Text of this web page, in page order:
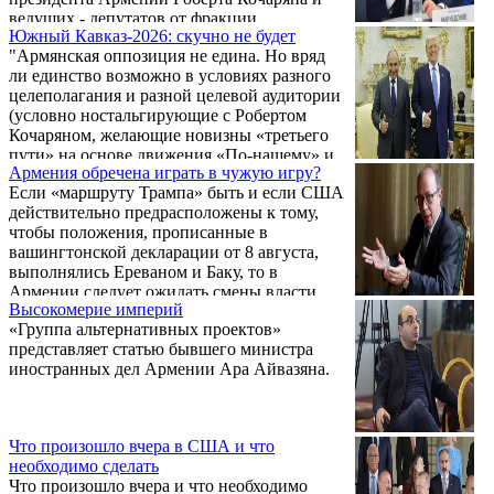
Ливанского университета Al Mayadeen
Джемаль Ваким.
ведущих - депутатов от фракции
«Армения» Агнессы Хамоян и Анны
Григорян, были затронуты ключевые
вопросы национальной безопасности,
внешней политики и экономического
состояния страны. Участники обсудили
фундаментальную дилемму «мир или
война», которая остается краеугольным
камнем политического дискурса Армении с
момента обретения независимости.
Южный Кавказ-2026: скучно не будет
"Армянская оппозиция не едина. Но вряд
ли единство возможно в условиях разного
целеполагания и разной целевой аудитории
(условно ностальгирующие с Робертом
Кочаряном, желающие новизны «третьего
пути» на основе движения «По-нашему» и
лайт-европеисты без радикального разрыва
с Москвой вместе с Арманом Татояном).
Слабость оппозиции в ее излишней
эмоциональности и отсутствии точки
консолидации («сборки»)", - пишет в своем
Телеграм-канале "Донской Кавказ"
российский политолог Сергей Маркедонов.
Предлагаем ...
Армения обречена играть в чужую игру?
Если «маршруту Трампа» быть и если США
действительно предрасположены к тому,
чтобы положения, прописанные в
вашингтонской декларации от 8 августа,
выполнялись Ереваном и Баку, то в
Армении следует ожидать смены власти.
Высокомерие империй
«Группа альтернативных проектов»
представляет статью бывшего министра
иностранных дел Армении Ара Айвазяна.
Что произошло вчера в США и что
необходимо сделать
Что произошло вчера и что необходимо